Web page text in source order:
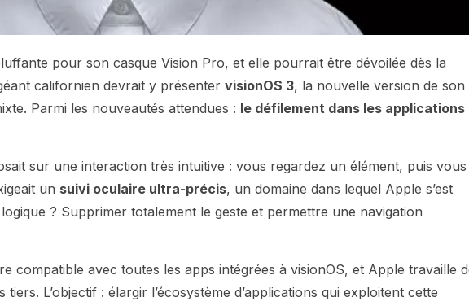
pour son casque Vision Pro, et elle pourrait être dévoilée dès la
californien devrait y présenter visionOS 3, la nouvelle version de son
Parmi les nouveautés attendues : le défilement dans les applications
sur une interaction très intuitive : vous regardez un élément, puis vous
un suivi oculaire ultra-précis, un domaine dans lequel Apple s’est
? Supprimer totalement le geste et permettre une navigation
compatible avec toutes les apps intégrées à visionOS, et Apple travaille
L’objectif : élargir l’écosystème d’applications qui exploitent cette